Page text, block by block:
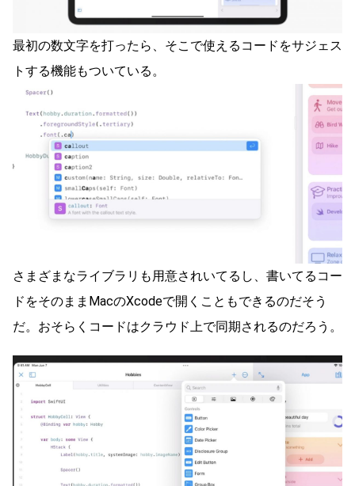
最初の数文字を打ったら、そこで使えるコードをサジェス
トする機能もついている。
さまざまなライブラリも用意されいてるし、書いてるコー
ドをそのままMacのXcodeで開くこともできるのだそう
だ。おそらくコードはクラウド上で同期されるのだろう。